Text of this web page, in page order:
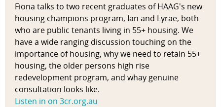
Fiona talks to two recent graduates of HAAG's new
housing champions program, Ian and Lyrae, both
who are public tenants living in 55+ housing. We
have a wide ranging discussion touching on the
importance of housing, why we need to retain 55+
housing, the older persons high rise
redevelopment program, and whay genuine
consultation looks like.
Listen in on 3cr.org.au